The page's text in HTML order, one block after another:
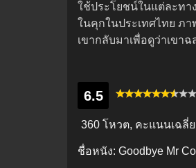
ใช้ประโยชน์ในแต่ละทา
ในคุกในประเทศไทย ภ
เขากลับมาเพื่อดูว่าเขา
6.5
360 โหวต, คะแนนเฉลี่ย
ชื่อหนัง: Goodbye Mr